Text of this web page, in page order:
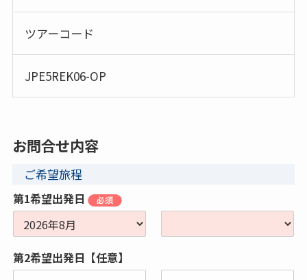
ツアーコード
JPE5REK06-OP
お問合せ内容
ご希望旅程
第1希望出発日
第2希望出発日【任意】